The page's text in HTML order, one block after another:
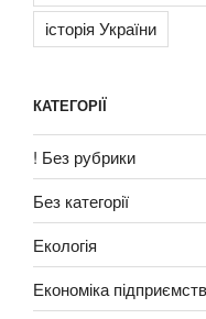
історія України
КАТЕГОРІЇ
! Без рубрики
Без категорії
Екологія
Економіка